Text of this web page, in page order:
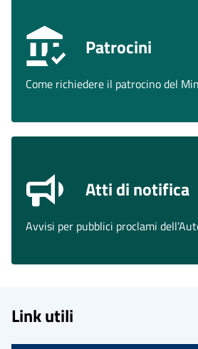
Patrocini
Come richiedere il patrocino del
Atti di notifica
Avvisi per pubblici proclami
Link utili